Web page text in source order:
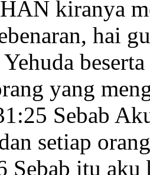
kiranya
hai
Yehuda
yang
Sebab
setiap
Sebab itu aku